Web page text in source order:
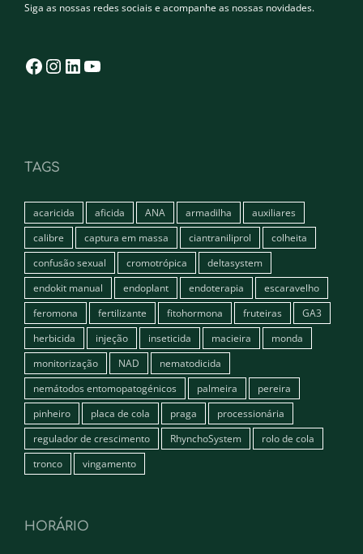
Siga as nossas redes sociais e acompanhe as nossas novidades.
Facebook
Instagram
LinkedIn
TAGS
acaricida aficida ANA armadilha
auxiliares
calibre
captura em massa ciantraniliprol
colheita
confusão sexual
cromotrópica
deltasystem
endokit manual
endoplant endoterapia
escaravelho
feromona
fertilizante fitohormona fruteiras
GA3
herbicida
injeção inseticida macieira
monda
monitorização
NAD
nematodicida
nemátodos entomopatogénicos
palmeira
pereira
pinheiro
placa de cola praga
processionária
regulador de crescimento
RhynchoSystem
rolo de cola
tronco
vingamento
HORÁRIO